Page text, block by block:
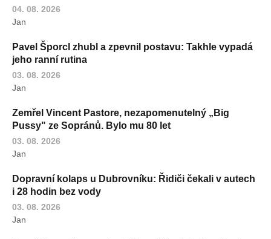
04. 08. 2026
Jan
Pavel Šporcl zhubl a zpevnil postavu: Takhle vypadá
jeho ranní rutina
03. 08. 2026
Jan
Zemřel Vincent Pastore, nezapomenutelný „Big
Pussy" ze Sopránů. Bylo mu 80 let
03. 08. 2026
Jan
Dopravní kolaps u Dubrovníku: Řidiči čekali v autech
i 28 hodin bez vody
03. 08. 2026
Jan